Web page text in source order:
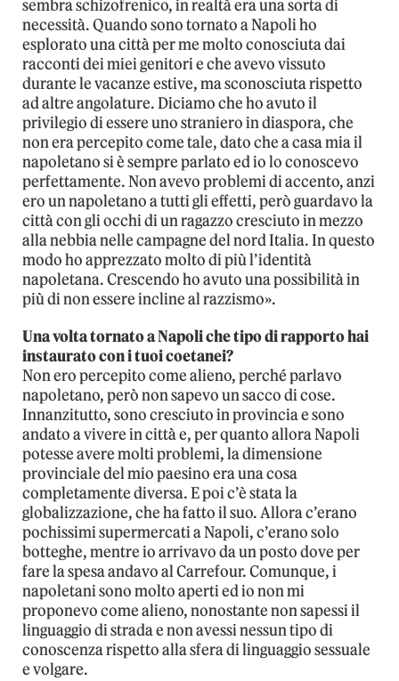
sembra schizofrenico, in realtà era una sorta di
necessità. Quando sono tornato a Napoli ho
esplorato una città per me molto conosciuta dai
racconti dei miei genitori e che avevo vissuto
durante le vacanze estive, ma sconosciuta rispetto
ad altre angolature. Diciamo che ho avuto il
privilegio di essere uno straniero in diaspora, che
non era percepito come tale, dato che a casa mia il
napoletano si è sempre parlato ed io lo conoscevo
perfettamente. Non avevo problemi di accento, anzi
ero un napoletano a tutti gli effetti, però guardavo la
città con gli occhi di un ragazzo cresciuto in mezzo
alla nebbia nelle campagne del nord Italia. In questo
modo ho apprezzato molto di più l’identità
napoletana. Crescendo ho avuto una possibilità in
più di non essere incline al razzismo».
Una volta tornato a Napoli che tipo di rapporto hai
instaurato con i tuoi coetanei?
Non ero percepito come alieno, perché parlavo
napoletano, però non sapevo un sacco di cose.
Innanzitutto, sono cresciuto in provincia e sono
andato a vivere in città e, per quanto allora Napoli
potesse avere molti problemi, la dimensione
provinciale del mio paesino era una cosa
completamente diversa. E poi c’è stata la
globalizzazione, che ha fatto il suo. Allora c’erano
pochissimi supermercati a Napoli, c’erano solo
botteghe, mentre io arrivavo da un posto dove per
fare la spesa andavo al Carrefour. Comunque, i
napoletani sono molto aperti ed io non mi
proponevo come alieno, nonostante non sapessi il
linguaggio di strada e non avessi nessun tipo di
conoscenza rispetto alla sfera di linguaggio sessuale
e volgare.